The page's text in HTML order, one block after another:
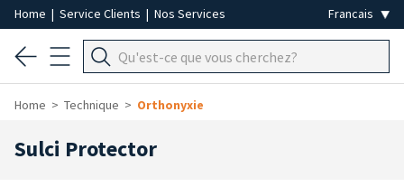
Home | Service Clients | Nos Services
Home Technique Orthonyxie
Sulci Protector